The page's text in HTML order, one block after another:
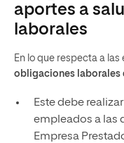
aportes a
laborales
En lo que respecta a
obligaciones laborales
Este debe
empleados a las
Empresa